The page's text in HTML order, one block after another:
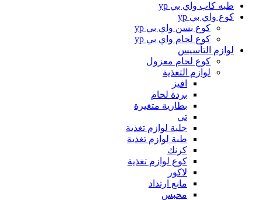
طبه كاب واي بي yp
كوع واي بي yp
كوع بسن واي بي yp
كوع لحام واي بي yp
لوازم التأسيس
كوع لحام معزول
لوازم التغذية
افيز
بردة لحام
بطارية متغيرة
تي
جلبة لوازم تغذية
طبة لوازم تغذية
كرنك
كوع لوازم تغذية
لاكور
مانع ارتداد
محبس